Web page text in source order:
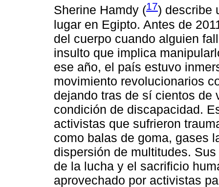
Sherine Hamdy (17) describe
lugar en Egipto. Antes de
del cuerpo cuando alguien
insulto que implica
ese año, el país estuvo
movimiento revolucionarios
dejando tras de sí cientos de
condición de discapacidad.
activistas que sufrieron
como balas de goma, gases
dispersión de multitudes.
de la lucha y el sacrificio
aprovechado por activistas